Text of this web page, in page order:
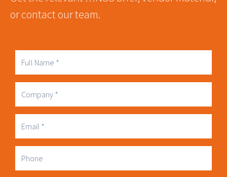
or contact our team.
Full
Name
Company
Business
Email
Phone